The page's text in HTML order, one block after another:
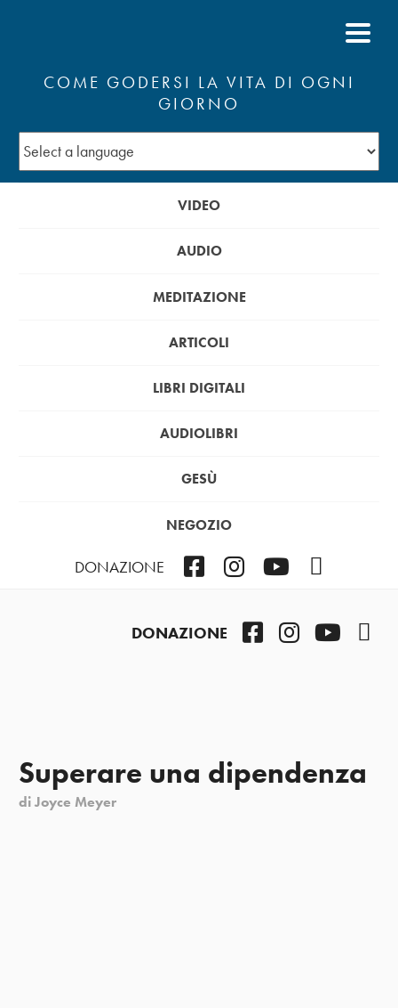
COME GODERSI LA VITA DI OGNI
GIORNO
VIDEO
AUDIO
MEDITAZIONE
ARTICOLI
LIBRI DIGITALI
AUDIOLIBRI
GESÙ
NEGOZIO
DONAZIONE FacebookInstagram
DONAZIONE Facebook
Instagram
Superare una dipendenza
di Joyce Meyer